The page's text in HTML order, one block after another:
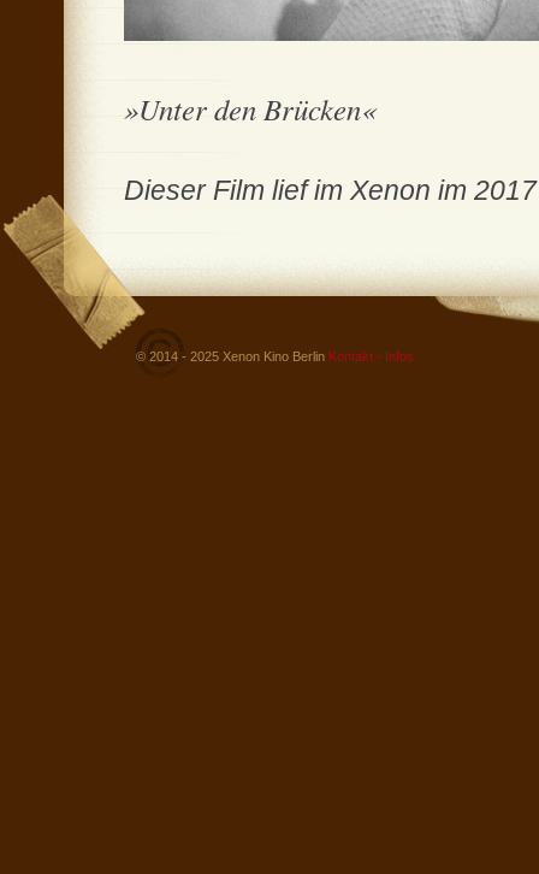
»Unter den Brücken«
Dieser Film lief im Xenon im 2017
© 2014 - 2025 Xenon Kino Berlin Kontakt - Infos